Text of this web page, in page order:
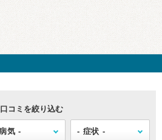
口コミを絞り込む